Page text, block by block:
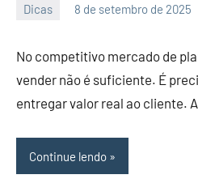
Dicas 8 de setembro de 2025
No competitivo mercado de
vender não é suficiente. É
entregar valor real ao cliente.
Continue lendo